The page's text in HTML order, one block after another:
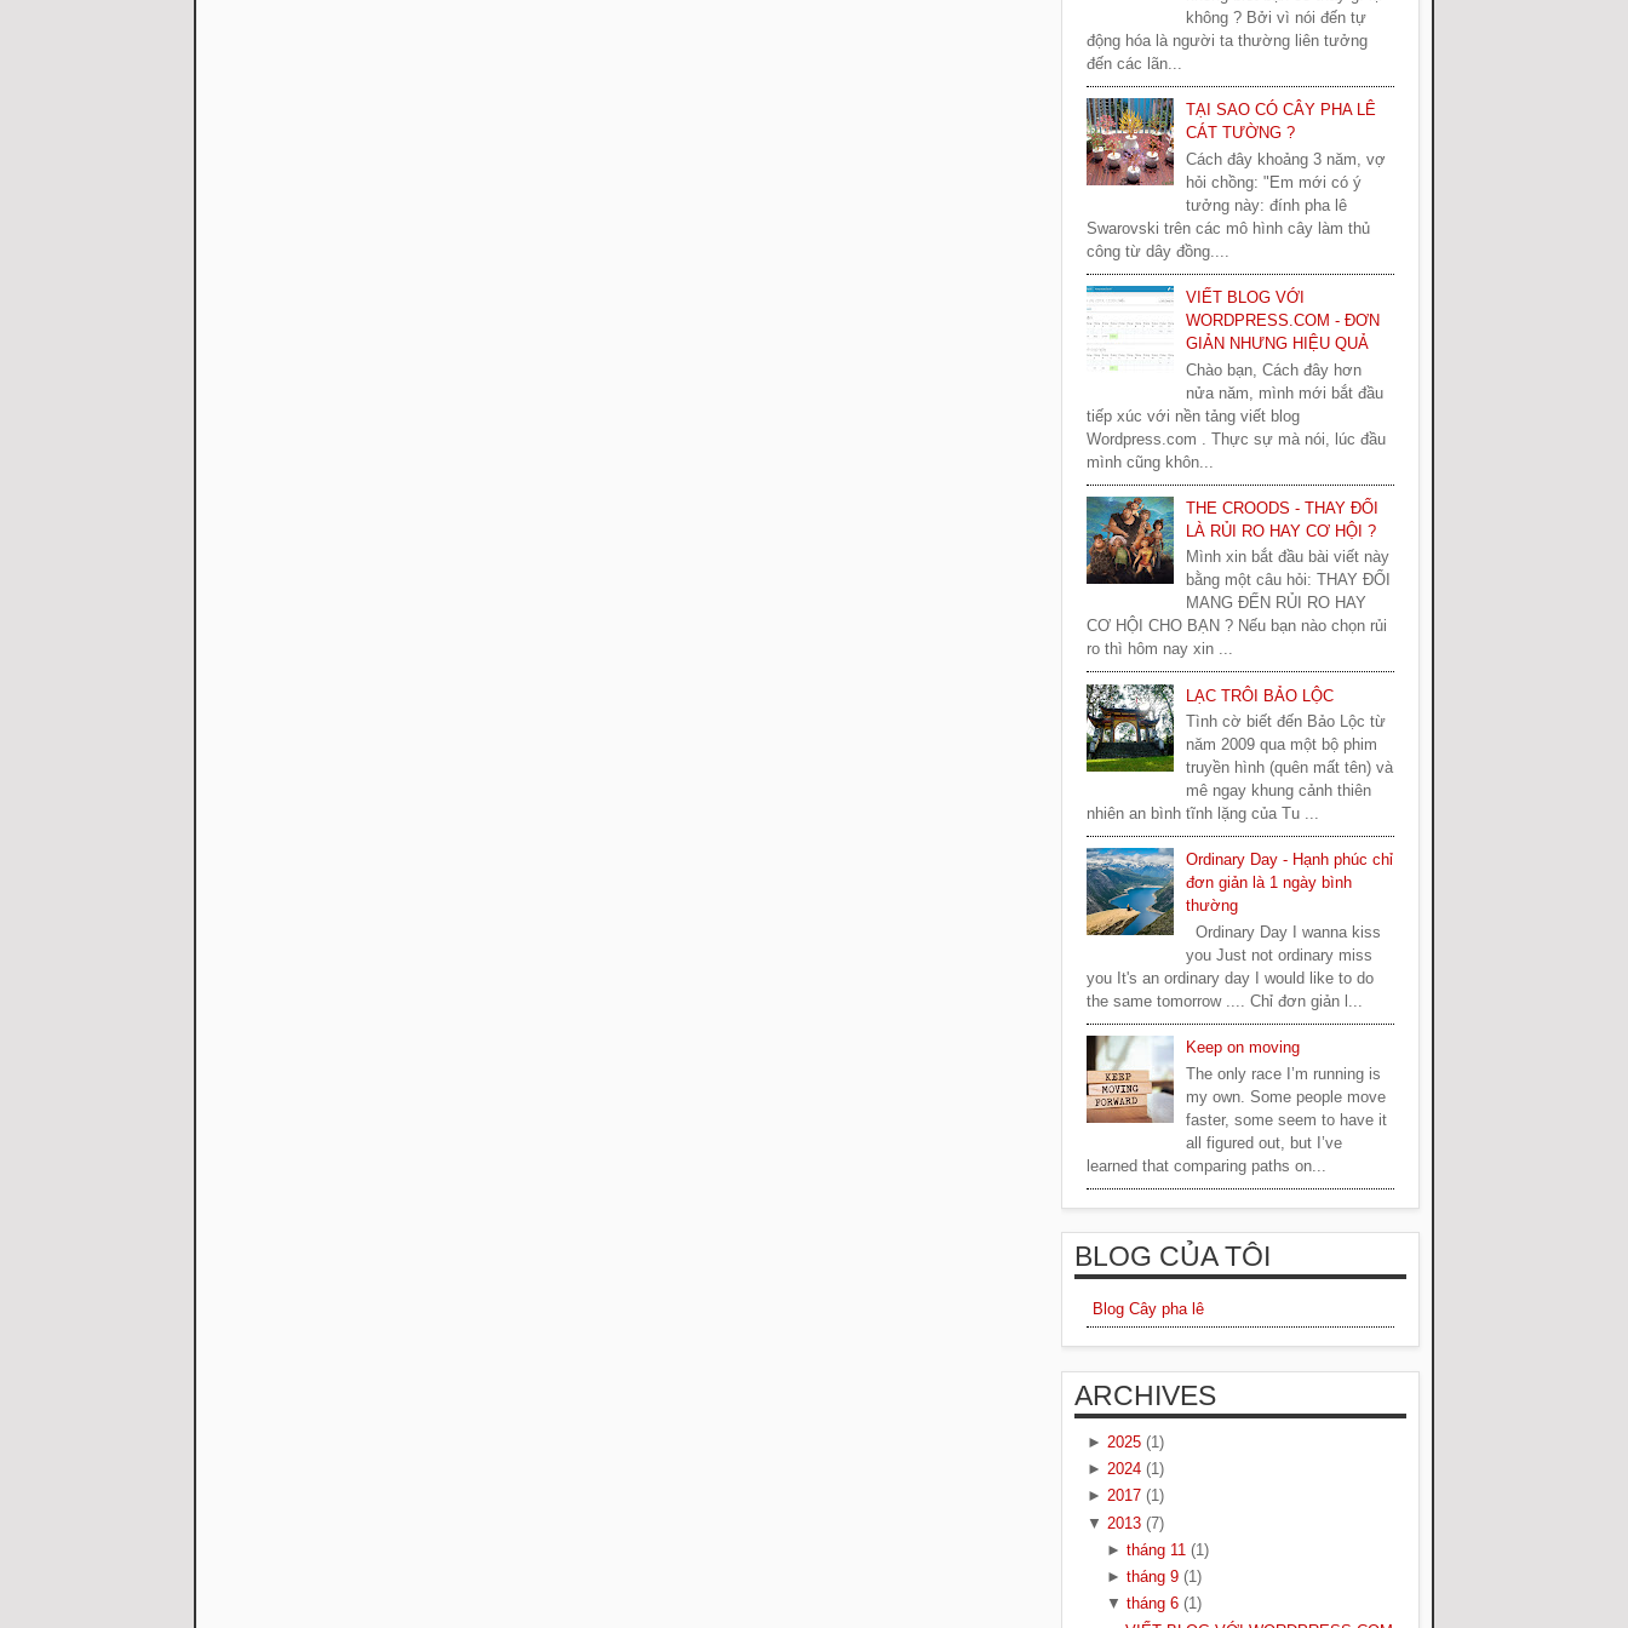
không ? Bởi vì nói đến tự
động hóa là người ta thường liên tưởng
đến các lãn...
TẠI SAO CÓ CÂY PHA LÊ
CÁT TƯỜNG ?
Cách đây khoảng 3 năm, vợ
hỏi chồng: "Em mới có ý
tưởng này: đính pha lê
Swarovski trên các mô hình cây làm thủ
công từ dây đồng....
VIẾT BLOG VỚI
WORDPRESS.COM - ĐƠN
GIẢN NHƯNG HIỆU QUẢ
Chào bạn, Cách đây hơn
nửa năm, mình mới bắt đầu
tiếp xúc với nền tảng viết blog
Wordpress.com . Thực sự mà nói, lúc đầu
mình cũng khôn...
THE CROODS - THAY ĐỔI
LÀ RỦI RO HAY CƠ HỘI ?
Mình xin bắt đầu bài viết này
bằng một câu hỏi: THAY ĐỔI
MANG ĐẾN RỦI RO HAY
CƠ HỘI CHO BẠN ? Nếu bạn nào chọn rủi
ro thì hôm nay xin ...
LẠC TRÔI BẢO LỘC
Tình cờ biết đến Bảo Lộc từ
năm 2009 qua một bộ phim
truyền hình (quên mất tên) và
mê ngay khung cảnh thiên
nhiên an bình tĩnh lặng của Tu ...
Ordinary Day - Hạnh phúc chỉ
đơn giản là 1 ngày bình
thường
Ordinary Day I wanna kiss
you Just not ordinary miss
you It's an ordinary day I would like to do
the same tomorrow .... Chỉ đơn giản l...
Keep on moving
The only race I’m running is
my own. Some people move
faster, some seem to have it
all figured out, but I’ve
learned that comparing paths on...
BLOG CỦA TÔI
Blog Cây pha lê
ARCHIVES
► 2025 (1)
► 2024 (1)
► 2017 (1)
▼ 2013 (7)
► tháng 11 (1)
► tháng 9 (1)
▼ tháng 6 (1)